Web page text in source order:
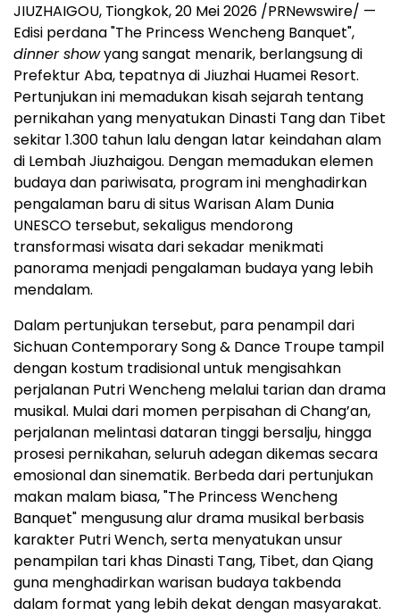
JIUZHAIGOU, Tiongkok, 20 Mei 2026 /PRNewswire/ —
Edisi perdana "The Princess Wencheng Banquet",
dinner showyang sangat menarik, berlangsung di
Prefektur Aba, tepatnya di Jiuzhai Huamei Resort.
Pertunjukan ini memadukan kisah sejarah tentang
pernikahan yang menyatukan Dinasti Tang dan Tibet
sekitar 1.300 tahun lalu dengan latar keindahan alam
di Lembah Jiuzhaigou. Dengan memadukan elemen
budaya dan pariwisata, program ini menghadirkan
pengalaman baru di situs Warisan Alam Dunia
UNESCO tersebut, sekaligus mendorong
transformasi wisata dari sekadar menikmati
panorama menjadi pengalaman budaya yang lebih
mendalam.
Dalam pertunjukan tersebut, para penampil dari
Sichuan Contemporary Song & Dance Troupe tampil
dengan kostum tradisional untuk mengisahkan
perjalanan Putri Wencheng melalui tarian dan drama
musikal. Mulai dari momen perpisahan di Chang’an,
perjalanan melintasi dataran tinggi bersalju, hingga
prosesi pernikahan, seluruh adegan dikemas secara
emosional dan sinematik. Berbeda dari pertunjukan
makan malam biasa, "The Princess Wencheng
Banquet" mengusung alur drama musikal berbasis
karakter Putri Wench, serta menyatukan unsur
penampilan tari khas Dinasti Tang, Tibet, dan Qiang
guna menghadirkan warisan budaya takbenda
dalam format yang lebih dekat dengan masyarakat.